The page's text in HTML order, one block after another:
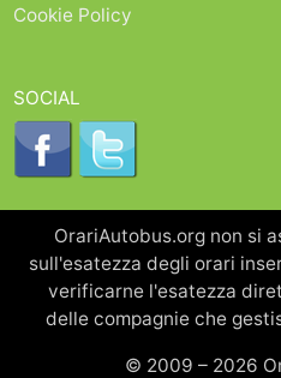
Cookie Policy
SOCIAL
OrariAutobus.org non si
sull'esatezza degli orari
verificarne l'esatezza
delle compagnie che
© 2009 – 2026